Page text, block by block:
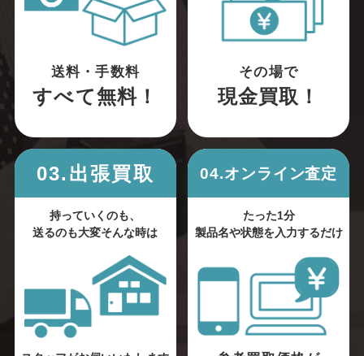
送料・手数料
すべて無料！
その場で
現金買取！
03.出張買取
持っていくのも、
送るのも大変そんな時は
04.オンライン査定
たった1分
製品名や状態を入力するだけ